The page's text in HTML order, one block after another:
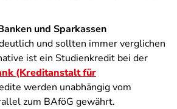
und Sparkassen
und sollten immer verglichen
ist ein Studienkredit bei der
(Kreditanstalt für
werden unabhängig vom
zum BAföG gewährt.